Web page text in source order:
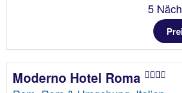
5
Moderno Hotel Roma